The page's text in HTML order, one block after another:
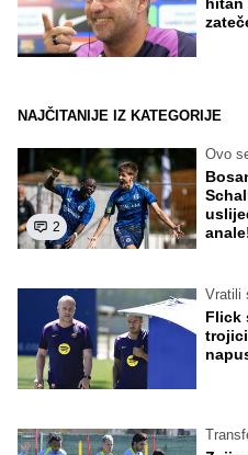
NAJČITANIJE IZ KATEGORIJE
2
Ovo
Vratili
Flick